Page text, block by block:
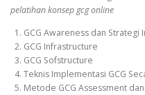
pelatihan konsep gcg online
1. GCG Awareness dan Strategi
2. GCG Infrastructure
3. GCG Sofstructure
4. Teknis Implementasi GCG
5. Metode GCG Assessment